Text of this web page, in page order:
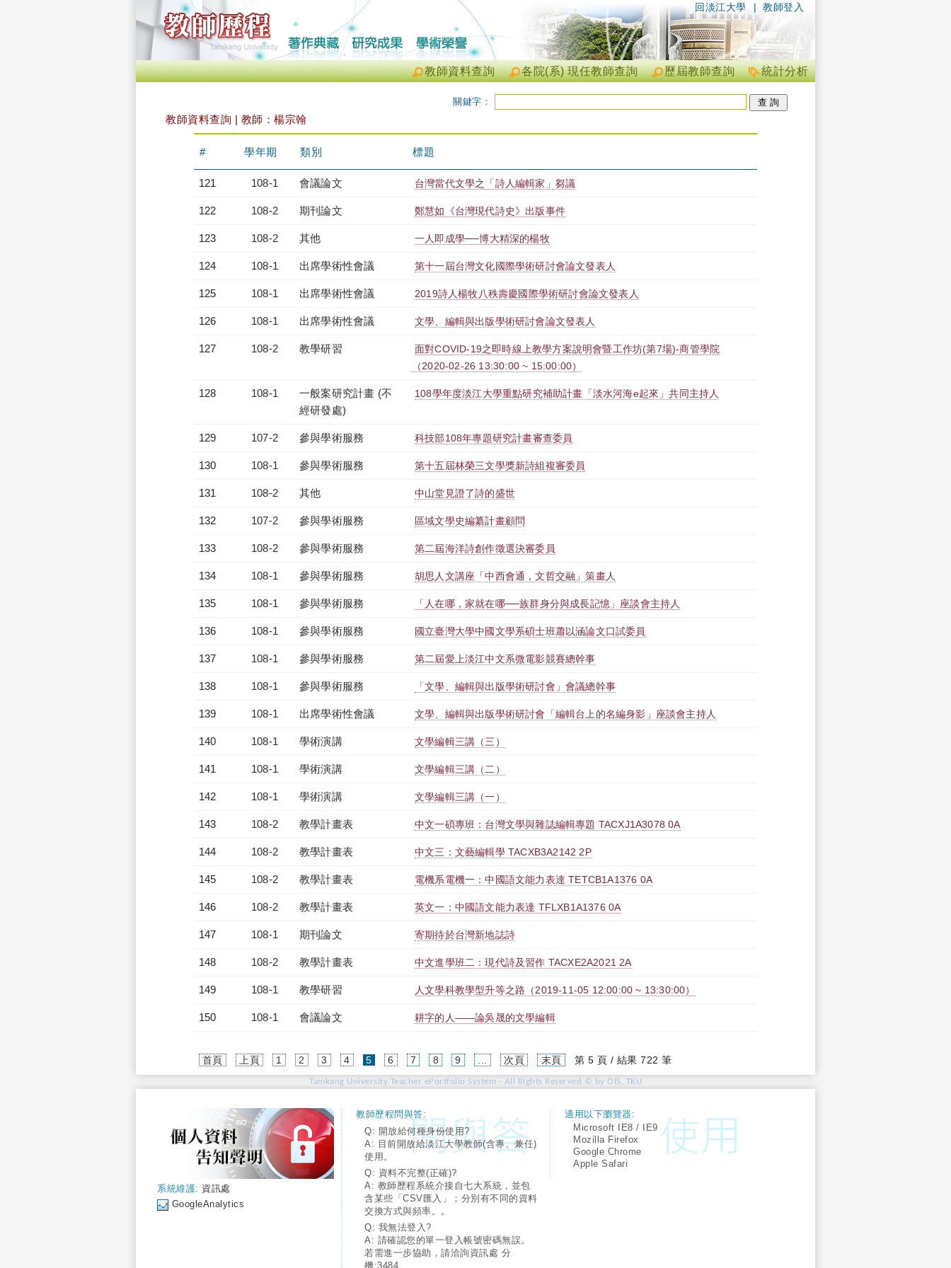
| 教師登入
回淡江大學
統計分析
歷屆教師查詢
各院(系) 現任教師查詢
教師資料查詢
關鍵字：
教師資料查詢 | 教師：楊宗翰
# 學年期 類別 標題
121 108-1 會議論文 台灣當代文學之「詩人編輯家」芻議
122 108-2 期刊論文 鄭慧如《台灣現代詩史》出版事件
123 108-2 其他 一人即成學──博大精深的楊牧
124 108-1 出席學術性會議 第十一屆台灣文化國際學術研討會論文發表人
125 108-1 出席學術性會議 2019詩人楊牧八秩壽慶國際學術研討會論文發表人
126 108-1 出席學術性會議 文學、編輯與出版學術研討會論文發表人
127 108-2 教學研習
面對COVID-19之即時線上教學方案說明會暨工作坊(第7場)-商管學院
（2020-02-26 13:30:00 ~ 15:00:00）
128 108-1
一般案研究計畫 (不
經研發處)
108學年度淡江大學重點研究補助計畫「淡水河海e起來」共同主持人
129 107-2 參與學術服務 科技部108年專題研究計畫審查委員
130 108-1 參與學術服務 第十五屆林榮三文學獎新詩組複審委員
131 108-2 其他 中山堂見證了詩的盛世
132 107-2 參與學術服務 區域文學史編纂計畫顧問
133 108-2 參與學術服務 第二屆海洋詩創作徵選決審委員
134 108-1 參與學術服務 胡思人文講座「中西會通，文哲交融」策畫人
135 108-1 參與學術服務 「人在哪，家就在哪──族群身分與成長記憶」座談會主持人
136 108-1 參與學術服務 國立臺灣大學中國文學系碩士班蕭以涵論文口試委員
137 108-1 參與學術服務 第二屆愛上淡江中文系微電影競賽總幹事
138 108-1 參與學術服務 「文學、編輯與出版學術研討會」會議總幹事
139 108-1 出席學術性會議 文學、編輯與出版學術研討會「編輯台上的名編身影」座談會主持人
140 108-1 學術演講 文學編輯三講（三）
141 108-1 學術演講 文學編輯三講（二）
142 108-1 學術演講 文學編輯三講（一）
143 108-2 教學計畫表 中文一碩專班：台灣文學與雜誌編輯專題 TACXJ1A3078 0A
144 108-2 教學計畫表 中文三：文藝編輯學 TACXB3A2142 2P
145 108-2 教學計畫表 電機系電機一：中國語文能力表達 TETCB1A1376 0A
146 108-2 教學計畫表 英文一：中國語文能力表達 TFLXB1A1376 0A
147 108-1 期刊論文 寄期待於台灣新地誌詩
148 108-2 教學計畫表 中文進學班二：現代詩及習作 TACXE2A2021 2A
149 108-1 教學研習 人文學科教學型升等之路（2019-11-05 12:00:00 ~ 13:30:00）
150 108-1 會議論文 耕字的人——論吳晟的文學編輯
首頁 上頁 1 2 3 4 5(current)
6 7 8 9 次頁 末頁 第 5 頁 / 結果 722 筆
Tamkang University Teacher ePortfolio System - All Rights Reserved © by OIS, TKU
系統維護: 資訊處
GoogleAnalytics
教師歷程問與答:
Q: 開放給何種身份使用?
A: 目前開放給淡江大學教師(含專、兼任)
使用。
Q: 資料不完整(正確)?
A: 教師歷程系統介接自七大系統，並包
含某些「CSV匯入」；分別有不同的資料
交換方式與頻率。。
Q: 我無法登入?
A: 請確認您的單一登入帳號密碼無誤。
若需進一步協助，請洽詢資訊處 分
機:3484
適用以下瀏覽器:
Microsoft IE8 / IE9
Mozilla Firefox
Google Chrome
Apple Safari